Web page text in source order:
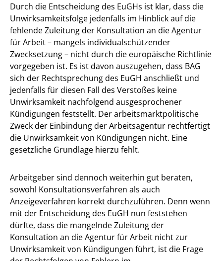
Durch die Entscheidung des EuGHs ist klar, dass die
Unwirksamkeitsfolge jedenfalls im Hinblick auf die
fehlende Zuleitung der Konsultation an die Agentur
für Arbeit – mangels individualschützender
Zwecksetzung – nicht durch die europäische Richtlinie
vorgegeben ist. Es ist davon auszugehen, dass BAG
sich der Rechtsprechung des EuGH anschließt und
jedenfalls für diesen Fall des Verstoßes keine
Unwirksamkeit nachfolgend ausgesprochener
Kündigungen feststellt. Der arbeitsmarktpolitische
Zweck der Einbindung der Arbeitsagentur rechtfertigt
die Unwirksamkeit von Kündigungen nicht. Eine
gesetzliche Grundlage hierzu fehlt.
Arbeitgeber sind dennoch weiterhin gut beraten,
sowohl Konsultationsverfahren als auch
Anzeigeverfahren korrekt durchzuführen. Denn wenn
mit der Entscheidung des EuGH nun feststehen
dürfte, dass die mangelnde Zuleitung der
Konsultation an die Agentur für Arbeit nicht zur
Unwirksamkeit von Kündigungen führt, ist die Frage